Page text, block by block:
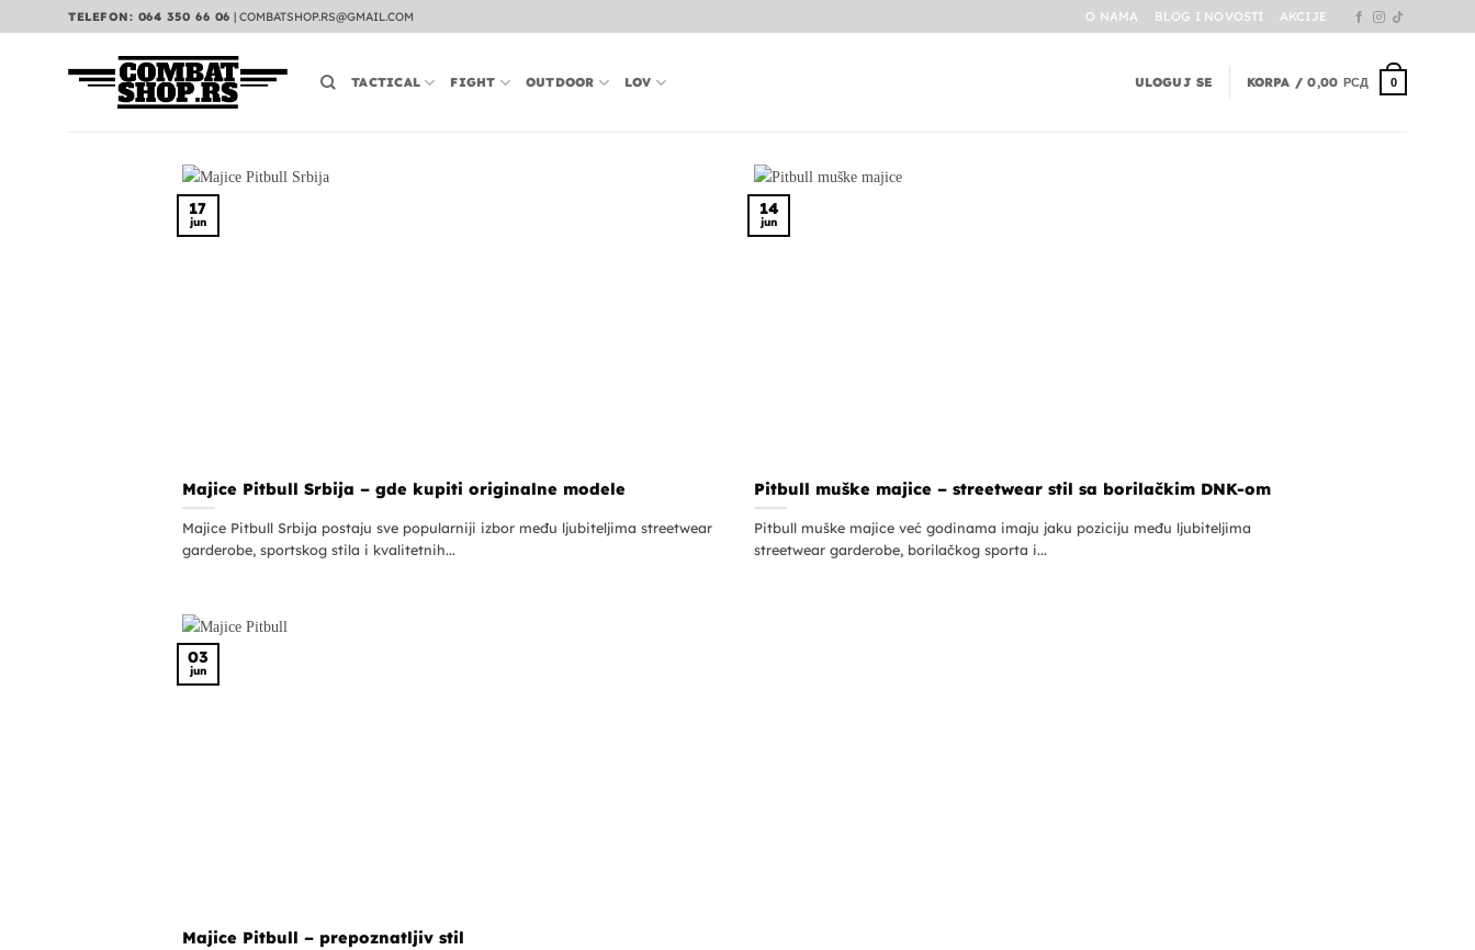
na
TELEFON: 064 350 66 06 | COMBATSHOP.RS@GMAIL.COM O NAMA BLOG I NOVOSTI AKCIJE
TACTICAL FIGHT OUTDOOR LOV ULOGUJ SE KORPA /0,00 РСД 0
Majice Pitbull Srbija – gde kupiti originalne modele
Majice Pitbull Srbija postaju sve popularniji izbor među ljubiteljima streetwear
garderobe, sportskog stila i kvalitetnih...
17
jun
Pitbull muške majice – streetwear stil sa borilačkim DNK-om
Pitbull muške majice već godinama imaju jaku poziciju među ljubiteljima
streetwear garderobe, borilačkog sporta i...
14
jun
Majice Pitbull – prepoznatljiv stil
03
jun